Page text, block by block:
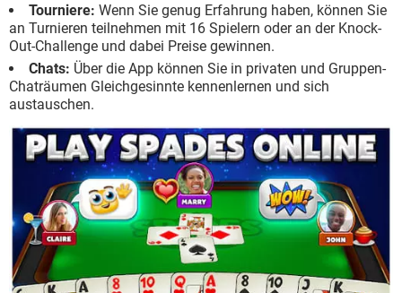
Tourniere: Wenn Sie genug Erfahrung haben, können Sie
an Turnieren teilnehmen mit 16 Spielern oder an der Knock-
Out-Challenge und dabei Preise gewinnen.
Chats: Über die App können Sie in privaten und Gruppen-
Chaträumen Gleichgesinnte kennenlernen und sich
austauschen.